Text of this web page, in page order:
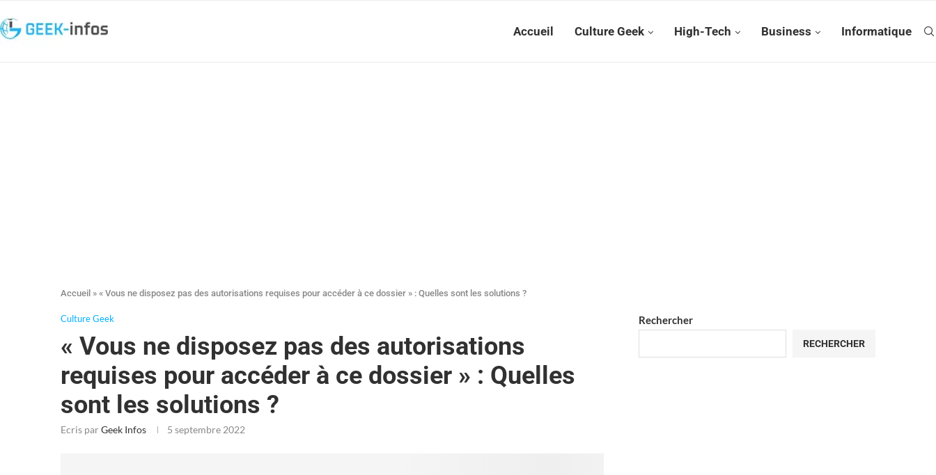
Accueil Culture Geek High-Tech Business Informatique
Accueil » « Vous ne disposez pas des autorisations requises pour accéder à ce dossier » : Quelles sont les solutions ?
Culture Geek
« Vous ne disposez pas des autorisations
requises pour accéder à ce dossier » : Quelles
sont les solutions ?
Ecris par Geek Infos 5 septembre 2022
Rechercher
RECHERCHER